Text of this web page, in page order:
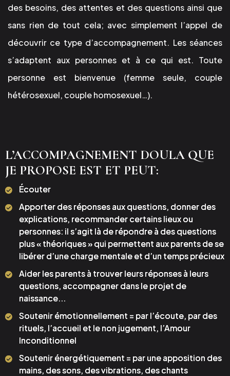
des besoins, des attentes et des questions ainsi que
sans rien de tout cela; avec simplement l’appel de
découvrir ce type d’accompagnement. Les séances
s’adaptent aux personnes et à ce qui est. Toute
personne est bienvenue (femme seule, couple
hétérosexuel, couple homosexuel…).
L’ACCOMPAGNEMENT DOULA QUE
JE PROPOSE EST ET PEUT:
Écouter
Apporter des réponses aux questions, donner des
explications, recommander certains lieux ou
personnes: il s’agit là de répondre à des questions
plus « théoriques » qui permettent aux parents de se
libérer d’une charge mentale et d’un temps précieux
Aider les parents à trouver leurs réponses à leurs
questions, accompagner dans le projet de
naissance...
Soutenir émotionnellement = par l’écoute, par des
rituels, l’accueil et le non jugement, l’Amour
Inconditionnel
Soutenir énergétiquement = par une apposition des
mains, des sons, des vibrations, des chants